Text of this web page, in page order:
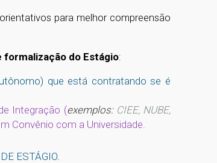
para melhor compreensão
do Estágio:
que está contratando se é
Integração (exemplos: CIEE, NUBE,
Convênio com a Universidade.
ESTÁGIO.